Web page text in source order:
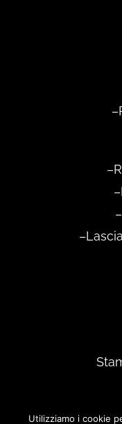
–
–
–
–
–
Scopri il
Utilizziamo i cookie